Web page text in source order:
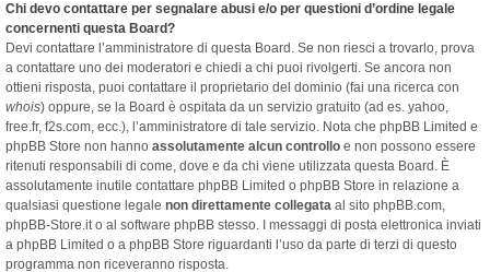
Chi devo contattare per segnalare abusi e/o per questioni d’ordine legale
concernenti questa Board?
Devi contattare l’amministratore di questa Board. Se non riesci a trovarlo, prova
a contattare uno dei moderatori e chiedi a chi puoi rivolgerti. Se ancora non
ottieni risposta, puoi contattare il proprietario del dominio (fai una ricerca con
whois) oppure, se la Board è ospitata da un servizio gratuito (ad es. yahoo,
free.fr, f2s.com, ecc.), l’amministratore di tale servizio. Nota che phpBB Limited e
phpBB Store non hanno assolutamente alcun controllo e non possono essere
ritenuti responsabili di come, dove e da chi viene utilizzata questa Board. È
assolutamente inutile contattare phpBB Limited o phpBB Store in relazione a
qualsiasi questione legale non direttamente collegata al sito phpBB.com,
phpBB-Store.it o al software phpBB stesso. I messaggi di posta elettronica inviati
a phpBB Limited o a phpBB Store riguardanti l’uso da parte di terzi di questo
programma non riceveranno risposta.